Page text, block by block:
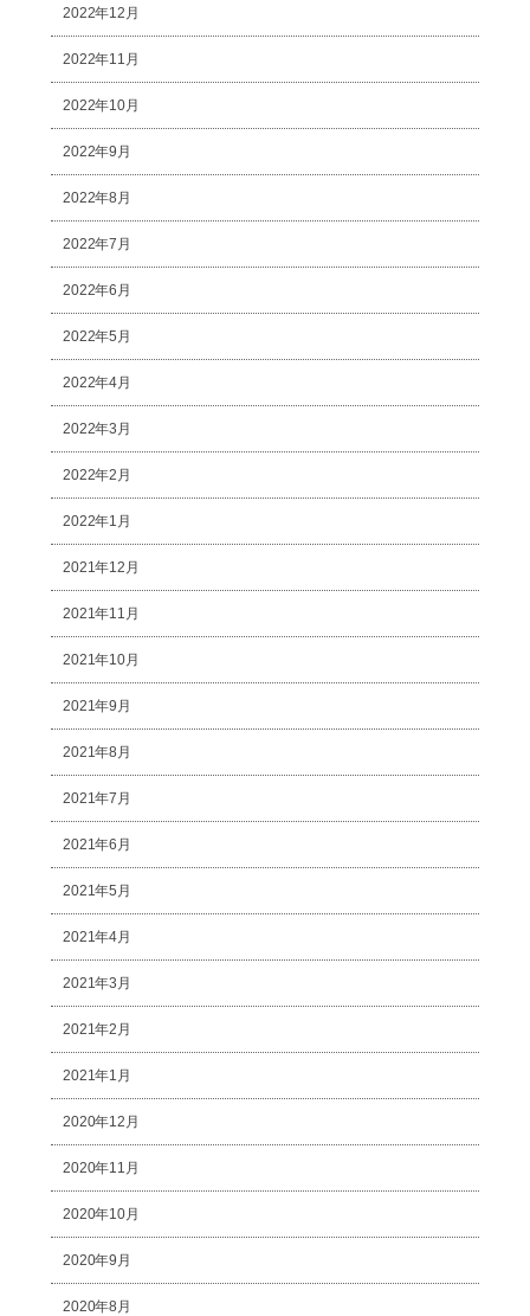
2022年12月
2022年11月
2022年10月
2022年9月
2022年8月
2022年7月
2022年6月
2022年5月
2022年4月
2022年3月
2022年2月
2022年1月
2021年12月
2021年11月
2021年10月
2021年9月
2021年8月
2021年7月
2021年6月
2021年5月
2021年4月
2021年3月
2021年2月
2021年1月
2020年12月
2020年11月
2020年10月
2020年9月
2020年8月